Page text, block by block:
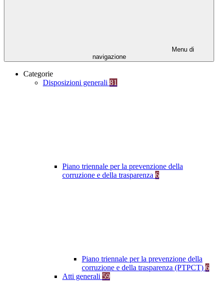
Menu di
navigazione
Categorie
Disposizioni generali 81
Piano triennale per la prevenzione della
corruzione e della trasparenza 6
Piano triennale per la prevenzione della
corruzione e della trasparenza (PTPCT) 6
Atti generali 59